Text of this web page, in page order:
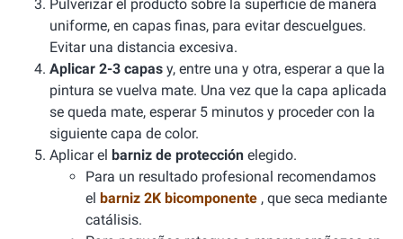
Pulverizar el producto sobre la superficie de manera
uniforme, en capas finas, para evitar descuelgues.
Evitar una distancia excesiva.
Aplicar 2-3 capas y, entre una y otra, esperar a que la
pintura se vuelva mate. Una vez que la capa aplicada
se queda mate, esperar 5 minutos y proceder con la
siguiente capa de color.
Aplicar el barniz de protección elegido.
Para un resultado profesional recomendamos
el barniz 2K bicomponente , que seca mediante
catálisis.